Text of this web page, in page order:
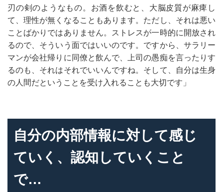
刃の剣のようなもの。お酒を飲むと、大脳皮質が麻痺し
て、理性が無くなることもあります。ただし、それは悪い
ことばかりではありません。ストレスが一時的に開放され
るので、そういう面ではいいのです。ですから、サラリー
マンが会社帰りに同僚と飲んで、上司の愚痴を言ったりす
るのも、それはそれでいいんですね。そして、自分は生身
の人間だということを受け入れることも大切です」
自分の内部情報に対して感じ
ていく、認知していくこと
で…